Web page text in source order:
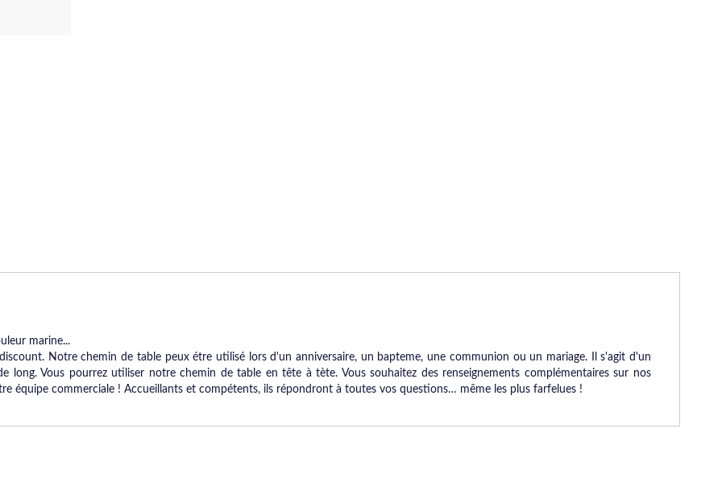
marine...
Notre chemin de table peux étre utilisé lors d'un anniversaire, un bapteme, une communion ou un mariage. Il s'agit d'un
Vous pourrez utiliser notre chemin de table en tête à tète. Vous souhaitez des renseignements complémentaires sur nos
équipe commerciale ! Accueillants et compétents, ils répondront à toutes vos questions… même les plus farfelues !